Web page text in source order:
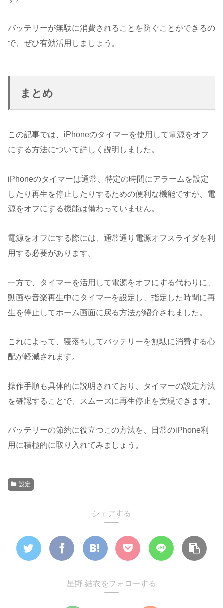
バッテリーが無駄に消費されることを防ぐことができるの
で、ぜひ有効活用しましょう。
まとめ
この記事では、iPhoneのタイマーを使用して電源をオフ
にする方法について詳しく説明しました。
iPhoneのタイマーは通常、特定の時間にアラームを設定
したり再生を停止したりするための便利な機能ですが、電
源をオフにする機能は備わっていません。
電源をオフにする際には、通常通り電源オフスライダを利
用する必要があります。
一方で、タイマーを活用して電源をオフにする代わりに、
動画や音楽再生中にタイマーを設定し、指定した時間に再
生を停止してホーム画面に戻る方法が紹介されました。
これによって、寝落ちしてバッテリーを無駄に消費する心
配が軽減されます。
操作手順も具体的に説明されており、タイマーの設定方法
を確認することで、スムーズに再生停止を実現できます。
バッテリーの節約に役立つこの方法を、日常のiPhone利
用に積極的に取り入れてみましょう。
設定
シェアする
星野 結衣をフォローする